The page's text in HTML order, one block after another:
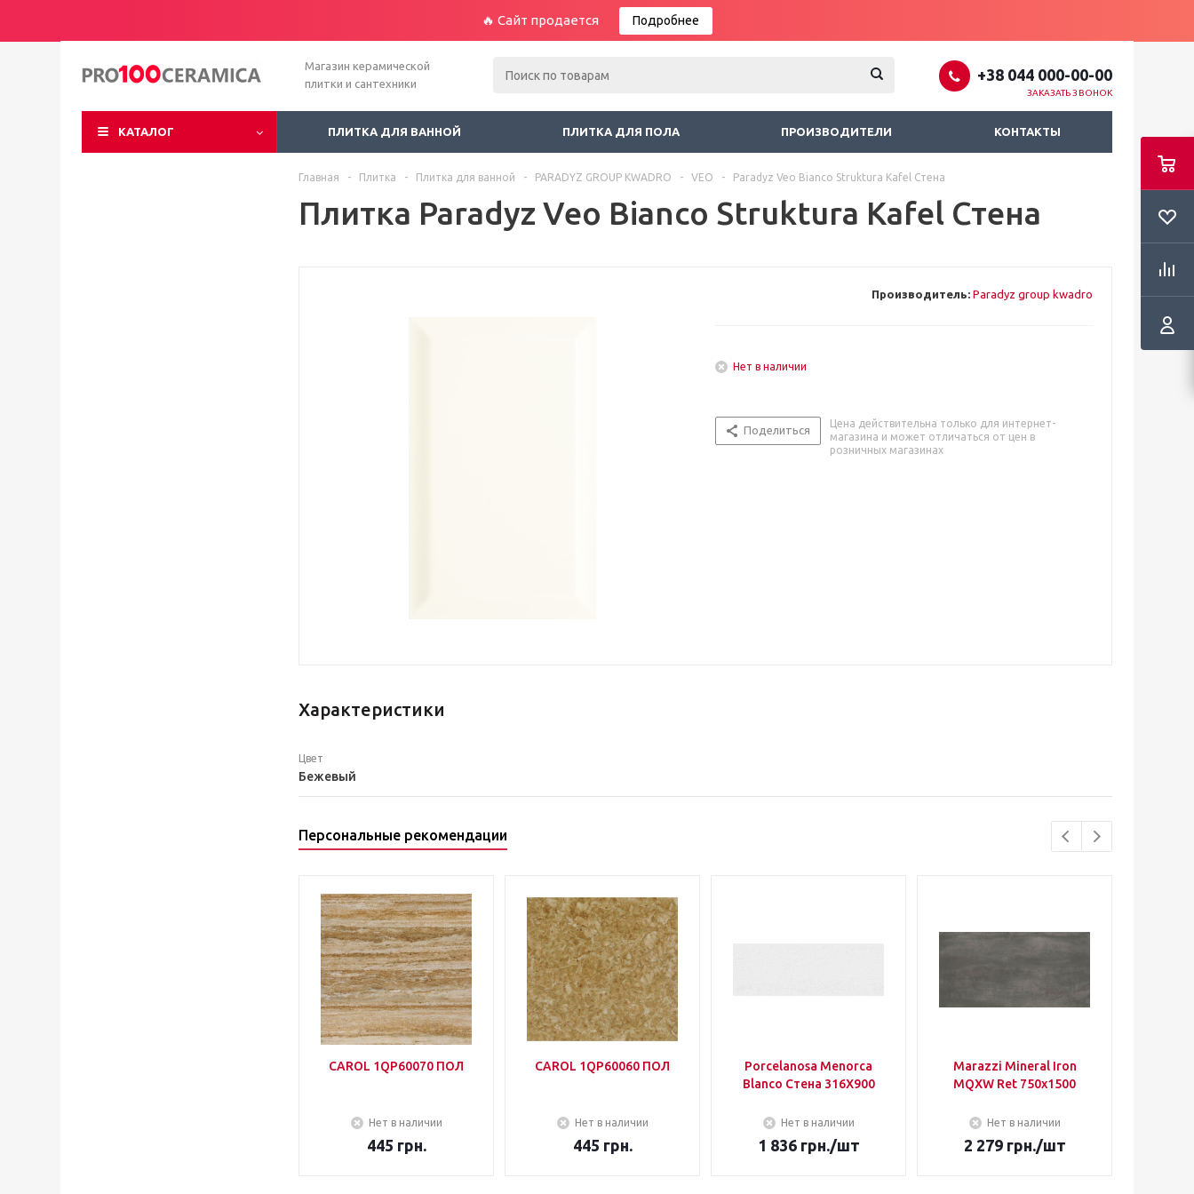
🔥 Сайт продается Подробнее
Магазин керамической
плитки и сантехники
+38 044 000-00-00
ЗАКАЗАТЬ ЗВОНОК
КАТАЛОГ ПЛИТКА ДЛЯ ВАННОЙ ПЛИТКА ДЛЯ ПОЛА ПРОИЗВОДИТЕЛИ КОНТАКТЫ
Главная - Плитка - Плитка для ванной - PARADYZ GROUP KWADRO - VEO - Paradyz Veo Bianco Struktura Kafel Стена
Плитка Paradyz Veo Bianco Struktura Kafel Стена
Производитель: Paradyz group kwadro
Нет в наличии
Поделиться
Цена действительна только для интернет-
магазина и может отличаться от цен в
розничных магазинах
Характеристики
Цвет
Бежевый
Персональные рекомендации
CAROL 1QP60070 ПОЛ
Нет в наличии
445 грн.
CAROL 1QP60060 ПОЛ
Нет в наличии
445 грн.
Porcelanosa Menorca
Blanco Стена 316Х900
Нет в наличии
1 836грн./шт
Marazzi Mineral Iron
MQXW Ret 750х1500
Нет в наличии
2 279грн./шт